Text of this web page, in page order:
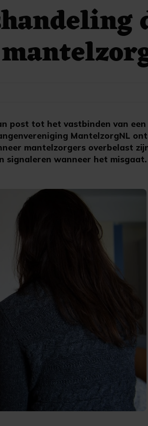
post tot het vastbinden van
MantelzorgNL
mantelzorgers overbelast
signaleren wanneer het misgaat.